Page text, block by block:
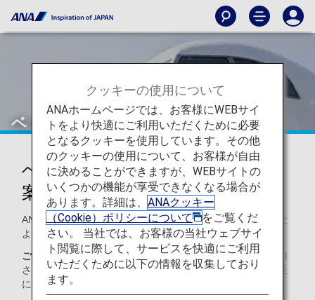
ベトナム航空（VN）
ベトナム航空のコードシェアのご
案内
ANAとのコードシェア便のサービスは以下のとおり運航会社
より提供されます。
ご注意コードシェア便は通例、運航会社の規約や条件が適用
されます。詳細については、ご予約時、もしくは各運航会社
に直接お問い合わせください。
クッキーの使用について
ANAホームページでは、お客様にWEBサイ
トをより快適にご利用いただくために必要
となるクッキーを使用しています。その他
のクッキーの使用について、お客様が自由
に決めることができますが、WEBサイトの
いくつかの機能が享受できなくなる場合が
あります。詳細は、 ANAクッキー
（Cookie）ポリシーについて
をご覧くだ
さい。 当社では、お客様の当社ウェブサイ
ト閲覧に際して、サービスを快適にご利用
いただくために以下の情報を収集しており
ます。